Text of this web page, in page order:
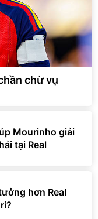
chừ vụ
Mourinho giải
tại Real
hơn Real